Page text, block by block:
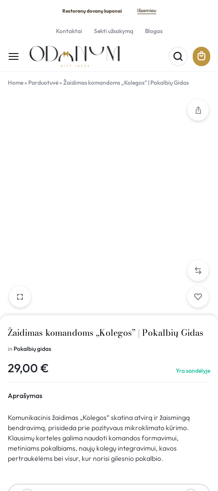
Restoranų dovanų kuponai Išsamiau
Kontaktai Sekti užsakymą Blogas
Home» Parduotuvė» Žaidimas komandoms „Kolegos” | Pokalbių Gidas
Žaidimas komandoms „Kolegos” | Pokalbių Gidas
in Pokalbių gidas
29,00 € Yra sandėlyje
Aprašymas
Komunikacinis žaidimas „Kolegos“ skatina atvirą ir žaismingą
bendravimą, prisideda prie pozityvaus mikroklimato kūrimo.
Klausimų korteles galima naudoti komandos formavimui,
metiniams pokalbiams, naujų kolegų integravimui, kavos
pertraukėlėms bei visur, kur norisi gilesnio pokalbio.